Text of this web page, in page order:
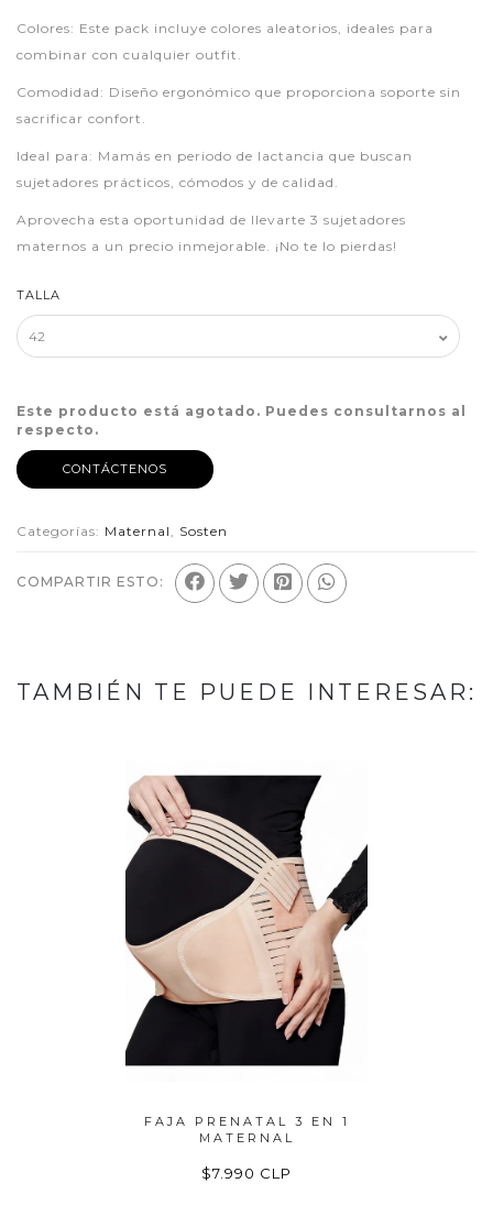
Colores: Este pack incluye colores aleatorios, ideales para
combinar con cualquier outfit.
Comodidad: Diseño ergonómico que proporciona soporte sin
sacrificar confort.
Ideal para: Mamás en periodo de lactancia que buscan
sujetadores prácticos, cómodos y de calidad.
Aprovecha esta oportunidad de llevarte 3 sujetadores
maternos a un precio inmejorable. ¡No te lo pierdas!
TALLA
Este producto está agotado. Puedes consultarnos al
respecto.
CONTÁCTENOS
Categorías: Maternal , Sosten
COMPARTIR ESTO:
TAMBIÉN TE PUEDE INTERESAR:
FAJA PRENATAL 3 EN 1
MATERNAL
$7.990 CLP